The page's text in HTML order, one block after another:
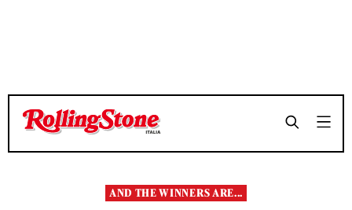
TEMPO DI LETTURA 4 MINUTI SHARE
TEMPO DI LETTURA 4 MINUTI SHARE
AND THE WINNERS ARE...